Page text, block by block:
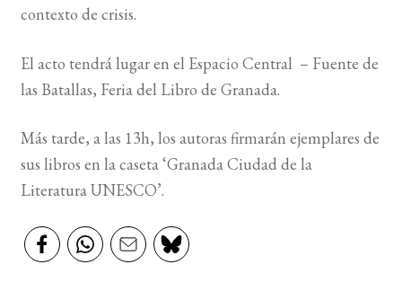
contexto de crisis.
El acto tendrá lugar en el Espacio Central – Fuente de
las Batallas, Feria del Libro de Granada.
Más tarde, a las 13h, los autoras firmarán ejemplares de
sus libros en la caseta ‘Granada Ciudad de la
Literatura UNESCO’.